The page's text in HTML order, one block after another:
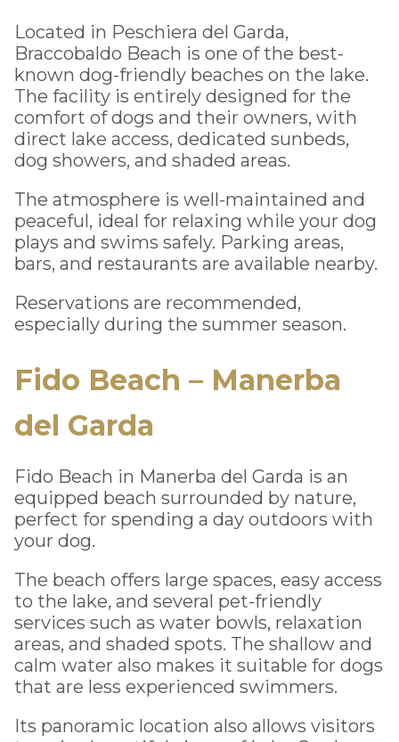
Located in Peschiera del Garda,
Braccobaldo Beach is one of the best-
known dog-friendly beaches on the lake.
The facility is entirely designed for the
comfort of dogs and their owners, with
direct lake access, dedicated sunbeds,
dog showers, and shaded areas.
The atmosphere is well-maintained and
peaceful, ideal for relaxing while your dog
plays and swims safely. Parking areas,
bars, and restaurants are available nearby.
Reservations are recommended,
especially during the summer season.
Fido Beach – Manerba
del Garda
Fido Beach in Manerba del Garda is an
equipped beach surrounded by nature,
perfect for spending a day outdoors with
your dog.
The beach offers large spaces, easy access
to the lake, and several pet-friendly
services such as water bowls, relaxation
areas, and shaded spots. The shallow and
calm water also makes it suitable for dogs
that are less experienced swimmers.
Its panoramic location also allows visitors